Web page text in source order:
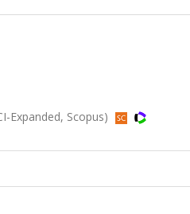
Expanded, Scopus)